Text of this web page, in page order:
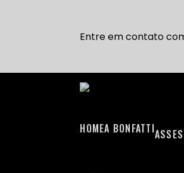
Entre em contato
HOME A BONFATTI